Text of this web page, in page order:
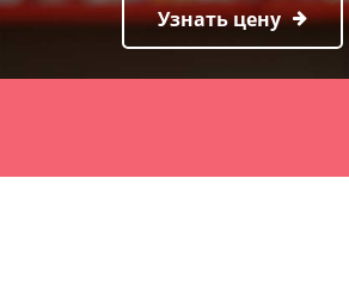
Узнать цену